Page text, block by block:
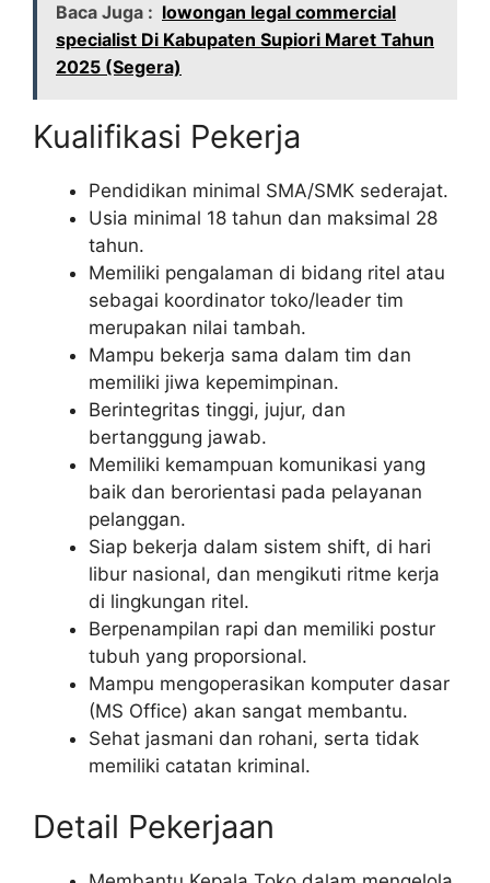
Baca Juga : lowongan legal commercial
specialist Di Kabupaten Supiori Maret Tahun
2025 (Segera)
Kualifikasi Pekerja
Pendidikan minimal SMA/SMK sederajat.
Usia minimal 18 tahun dan maksimal 28
tahun.
Memiliki pengalaman di bidang ritel atau
sebagai koordinator toko/leader tim
merupakan nilai tambah.
Mampu bekerja sama dalam tim dan
memiliki jiwa kepemimpinan.
Berintegritas tinggi, jujur, dan
bertanggung jawab.
Memiliki kemampuan komunikasi yang
baik dan berorientasi pada pelayanan
pelanggan.
Siap bekerja dalam sistem shift, di hari
libur nasional, dan mengikuti ritme kerja
di lingkungan ritel.
Berpenampilan rapi dan memiliki postur
tubuh yang proporsional.
Mampu mengoperasikan komputer dasar
(MS Office) akan sangat membantu.
Sehat jasmani dan rohani, serta tidak
memiliki catatan kriminal.
Detail Pekerjaan